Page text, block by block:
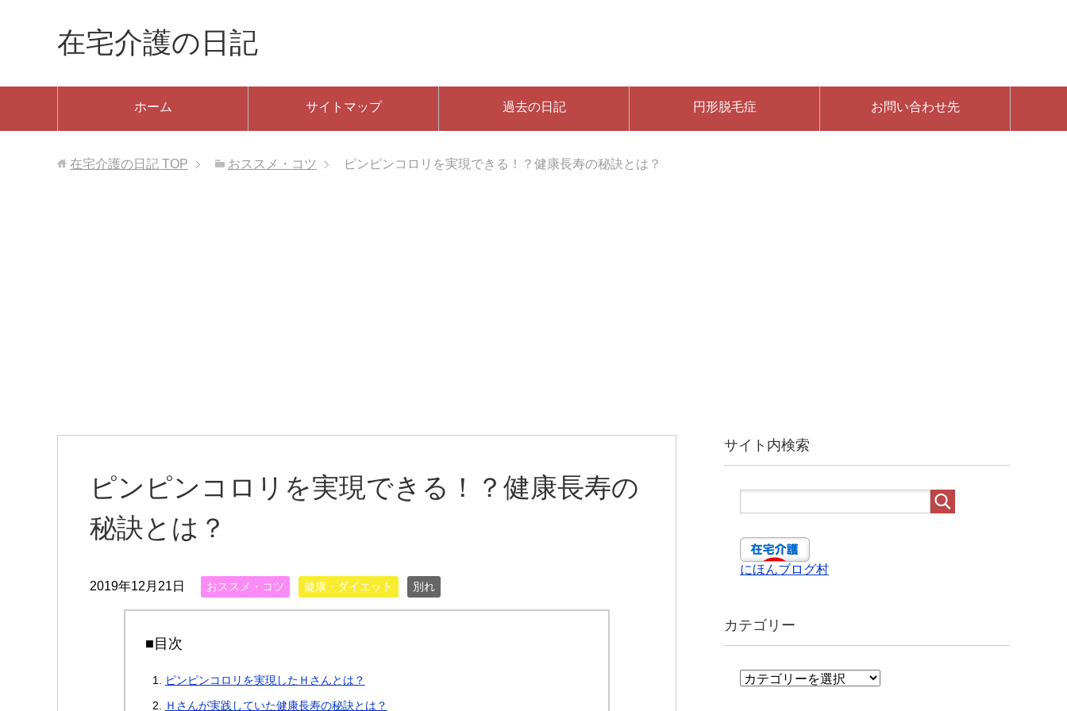
在宅介護の日記
ホーム サイトマップ 過去の日記 円形脱毛症 お問い合わせ先
在宅介護の日記 TOP おススメ・コツ ピンピンコロリを実現できる！？健康長寿の秘訣とは？
ピンピンコロリを実現できる！？健康長寿の
秘訣とは？
2019年12月21日 おススメ・コツ 健康・ダイエット 別れ
■目次
ピンピンコロリを実現したＨさんとは？
Ｈさんが実践していた健康長寿の秘訣とは？
サイト内検索
にほんブログ村
カテゴリー
カ